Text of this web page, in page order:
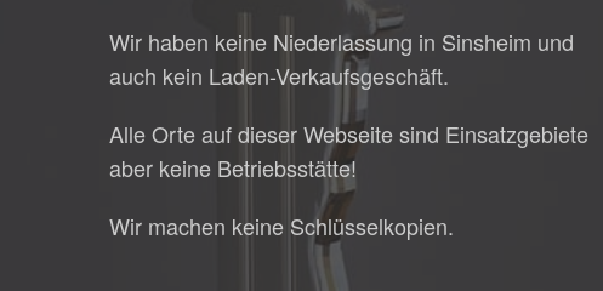
Wir haben keine Niederlassung in Sinsheim und
auch kein Laden-Verkaufsgeschäft.
Alle Orte auf dieser Webseite sind Einsatzgebiete
aber keine Betriebsstätte!
Wir machen keine Schlüsselkopien.